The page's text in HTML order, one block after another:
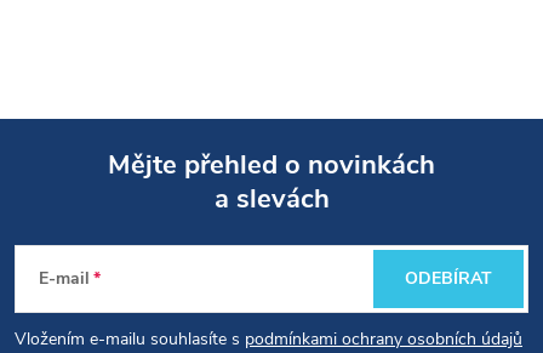
Mějte přehled o novinkách
a slevách
E-mail
Vložením e-mailu souhlasíte s podmínkami ochrany osobních údajů
ODEBÍRAT